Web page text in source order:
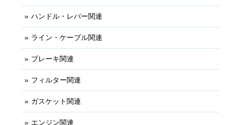
ハンドル・レバー関連
ライン・ケーブル関連
ブレーキ関連
フィルター関連
ガスケット関連
エンジン関連